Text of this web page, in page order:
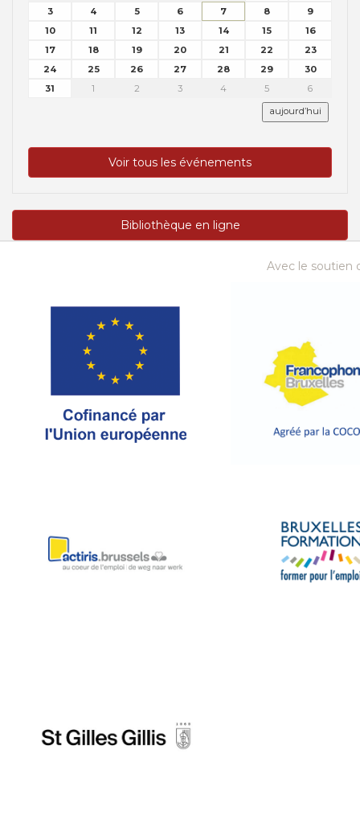
3
4 5 6 7 8
9
10
11 12 13 14 15
16
17
18 19 20 21 22
23
24
25 26 27 28 29
30
31
1 2 3 4 5 6
aujourd’hui
Voir tous les événements
Bibliothèque en ligne
Avec le soutien